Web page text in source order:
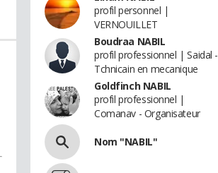
profil personnel |
VERNOUILLET
Boudraa NABIL
profil professionnel | Saidal -
Tchnicain en mecanique
Goldfinch NABIL
profil professionnel |
Comanav - Organisateur
Nom "NABIL"